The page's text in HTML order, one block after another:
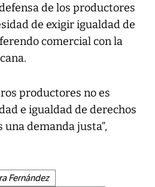
de los productores
de exigir igualdad de
comercial con la
productores no es
e igualdad de derechos
demanda justa”,
Fernández